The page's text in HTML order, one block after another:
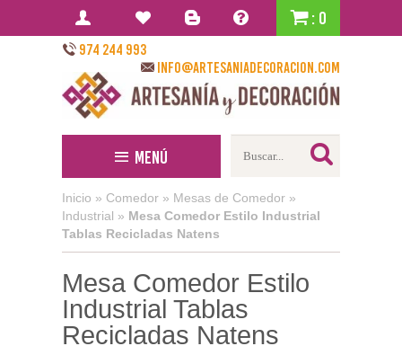
: 0
974 244 993
info@artesaniadecoracion.com
Menú
Inicio » Comedor » Mesas de Comedor »
Industrial » Mesa Comedor Estilo Industrial
Tablas Recicladas Natens
Mesa Comedor Estilo
Industrial Tablas
Recicladas Natens